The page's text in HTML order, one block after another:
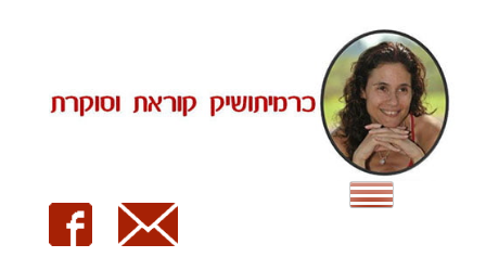
content